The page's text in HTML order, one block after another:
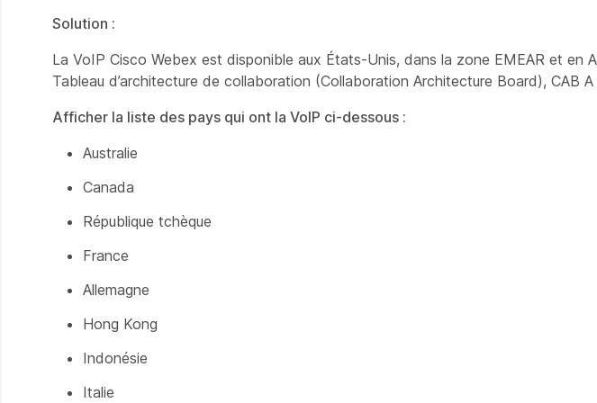
Solution :
La VoIP Cisco Webex est disponible aux États-Unis, dans la zone EMEAR et en
Tableau d’architecture de collaboration (Collaboration Architecture Board), CAB
Afficher la liste des pays qui ont la VoIP ci-dessous :
Australie
Canada
République tchèque
France
Allemagne
Hong Kong
Indonésie
Italie